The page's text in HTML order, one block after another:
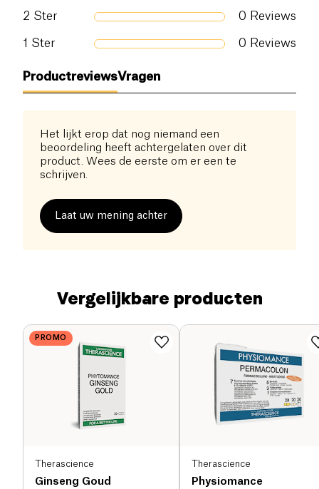
2 Ster 0 Reviews
1 Ster 0 Reviews
ProductreviewsVragen
Het lijkt erop dat nog niemand een
beoordeling heeft achtergelaten over dit
product. Wees de eerste om er een te
schrijven.
Laat uw mening achter
Vergelijkbare producten
PROMO
Therascience
Ginseng Goud
Therascience
Physiomance